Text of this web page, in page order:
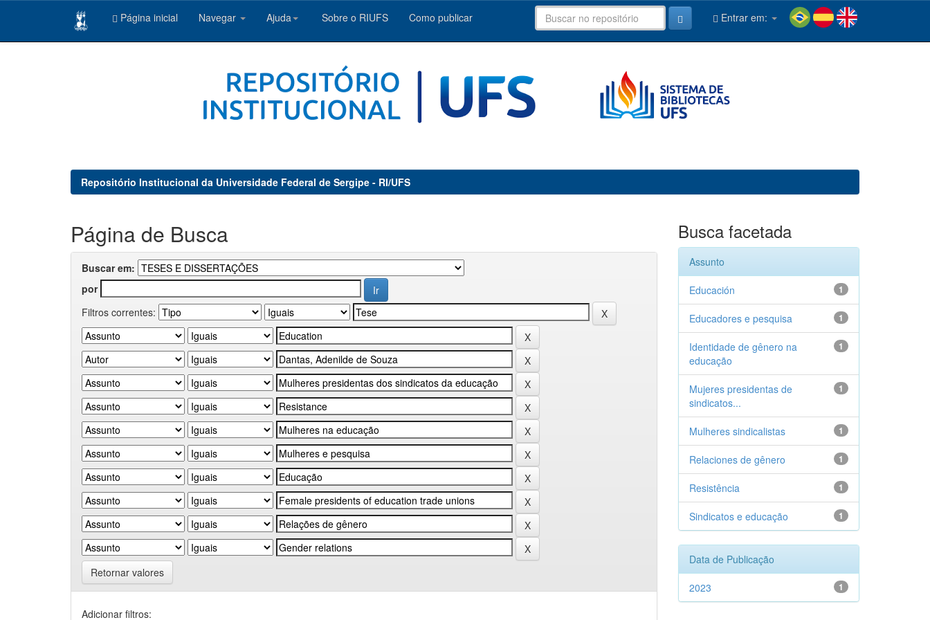
Página inicial Navegar Ajuda Sobre o RIUFS Como publicar Entrar em:
Repositório Institucional da Universidade Federal de Sergipe - RI/UFS
Página de Busca
Buscar em:
por
Filtros correntes:
Retornar valores
Adicionar filtros:
Busca facetada
Assunto
1
Educación
1
Educadores e pesquisa
1
Identidade de gênero na
educação
1
Mujeres presidentas de
sindicatos...
1
Mulheres sindicalistas
1
Relaciones de gênero
1
Resistência
1
Sindicatos e educação
Data de Publicação
1
2023